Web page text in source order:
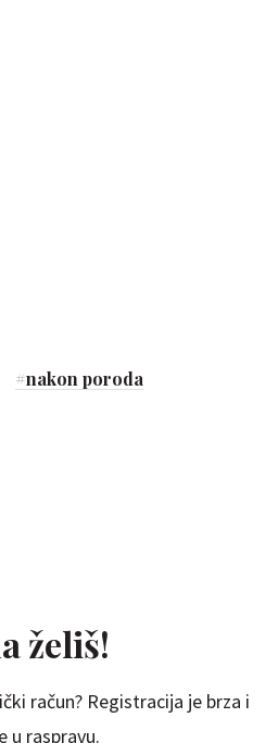
#nakon poroda
želiš!
račun? Registracija je brza i
u raspravu.